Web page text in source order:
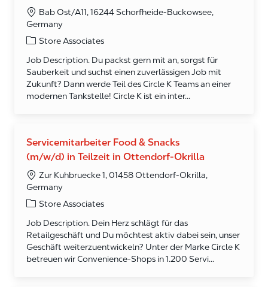
Bab Ost/A11, 16244 Schorfheide-Buckowsee,
Germany
Category
Store Associates
Job Description. Du packst gern mit an, sorgst für
Sauberkeit und suchst einen zuverlässigen Job mit
Zukunft? Dann werde Teil des Circle K Teams an einer
modernen Tankstelle! Circle K ist ein inter...
Servicemitarbeiter Food & Snacks
(m/w/d) in Teilzeit in Ottendorf-Okrilla
Zur Kuhbruecke 1, 01458 Ottendorf-Okrilla,
Germany
Category
Store Associates
Job Description. Dein Herz schlägt für das
Retailgeschäft und Du möchtest aktiv dabei sein, unser
Geschäft weiterzuentwickeln? Unter der Marke Circle K
betreuen wir Convenience-Shops in 1.200 Servi...